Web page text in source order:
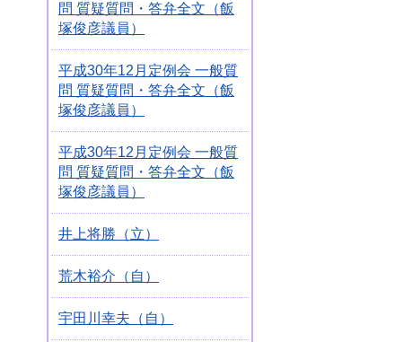
問 質疑質問・答弁全文（飯
塚俊彦議員）
平成30年12月定例会 一般質
問 質疑質問・答弁全文（飯
塚俊彦議員）
平成30年12月定例会 一般質
問 質疑質問・答弁全文（飯
塚俊彦議員）
井上将勝（立）
荒木裕介（自）
宇田川幸夫（自）